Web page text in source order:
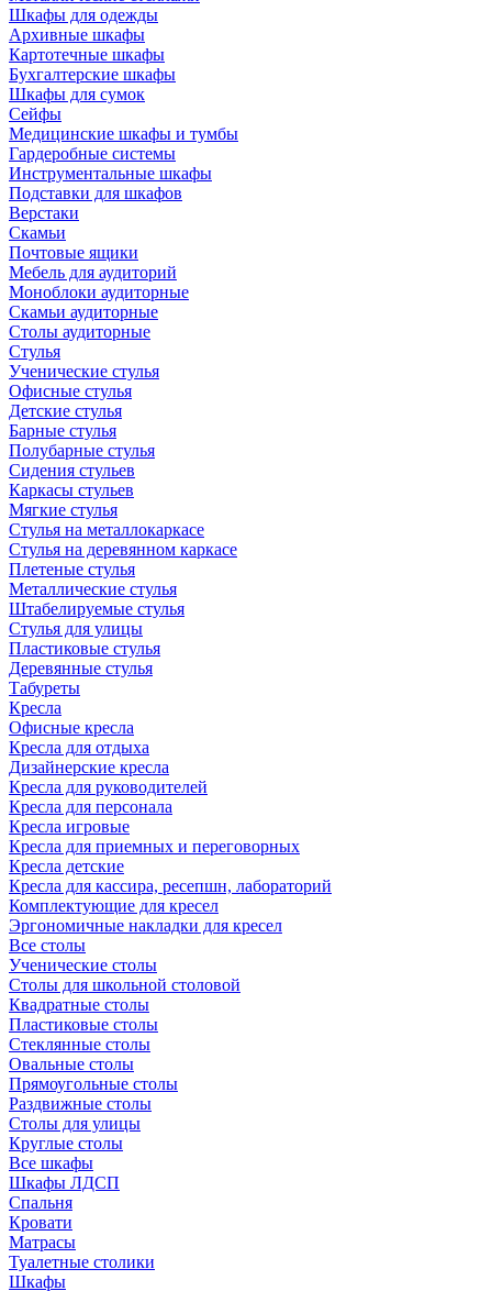
Шкафы для одежды
Архивные шкафы
Картотечные шкафы
Бухгалтерские шкафы
Шкафы для сумок
Сейфы
Медицинские шкафы и тумбы
Гардеробные системы
Инструментальные шкафы
Подставки для шкафов
Верстаки
Скамьи
Почтовые ящики
Мебель для аудиторий
Моноблоки аудиторные
Скамьи аудиторные
Столы аудиторные
Стулья
Ученические стулья
Офисные стулья
Детские стулья
Барные стулья
Полубарные стулья
Сидения стульев
Каркасы стульев
Мягкие стулья
Стулья на металлокаркасе
Стулья на деревянном каркасе
Плетеные стулья
Металлические стулья
Штабелируемые стулья
Стулья для улицы
Пластиковые стулья
Деревянные стулья
Табуреты
Кресла
Офисные кресла
Кресла для отдыха
Дизайнерские кресла
Кресла для руководителей
Кресла для персонала
Кресла игровые
Кресла для приемных и переговорных
Кресла детские
Кресла для кассира, ресепшн, лабораторий
Комплектующие для кресел
Эргономичные накладки для кресел
Все столы
Ученические столы
Столы для школьной столовой
Квадратные столы
Пластиковые столы
Стеклянные столы
Овальные столы
Прямоугольные столы
Раздвижные столы
Столы для улицы
Круглые столы
Все шкафы
Шкафы ЛДСП
Спальня
Кровати
Матрасы
Туалетные столики
Шкафы